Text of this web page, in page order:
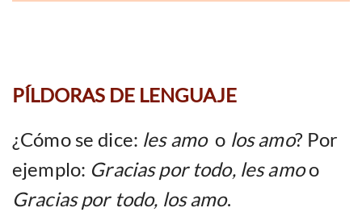
PÍLDORAS DE LENGUAJE
¿Cómo se dice: les amoo los amo? Por
ejemplo: Gracias por todo, les amoo
Gracias por todo, los amo.